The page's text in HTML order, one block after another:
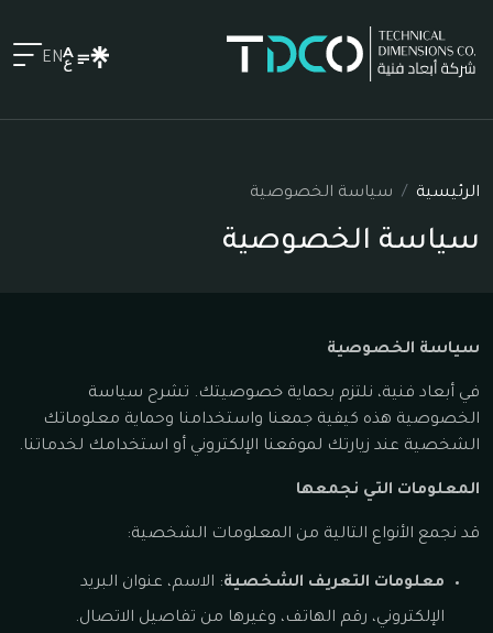
EN
الرئيسية سياسة الخصوصية
سياسة الخصوصية
سياسة الخصوصية
في أبعاد فنية، نلتزم بحماية خصوصيتك. تشرح سياسة
الخصوصية هذه كيفية جمعنا واستخدامنا وحماية معلوماتك
الشخصية عند زيارتك لموقعنا الإلكتروني أو استخدامك لخدماتنا.
المعلومات التي نجمعها
قد نجمع الأنواع التالية من المعلومات الشخصية:
معلومات التعريف الشخصية: الاسم، عنوان البريد
الإلكتروني، رقم الهاتف، وغيرها من تفاصيل الاتصال.